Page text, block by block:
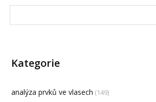
Kategorie
analýza prvků ve vlasech (149)